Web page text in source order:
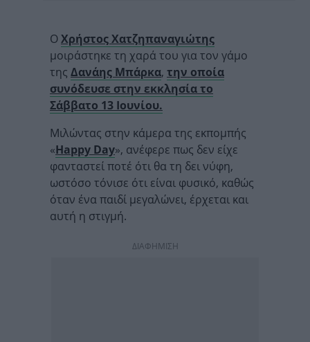
ΟΧρήστος Χατζηπαναγιώτης
μοιράστηκε τη χαρά του για τον γάμο
της Δανάης Μπάρκα, την οποία
συνόδευσε στην εκκλησία το
Σάββατο 13 Ιουνίου.
Μιλώντας στην κάμερα της εκπομπής
«Happy Day», ανέφερε πως δεν είχε
φανταστεί ποτέ ότι θα τη δει νύφη,
ωστόσο τόνισε ότι είναι φυσικό, καθώς
όταν ένα παιδί μεγαλώνει, έρχεται και
αυτή η στιγμή.
ΔΙΑΦΗΜΙΣΗ